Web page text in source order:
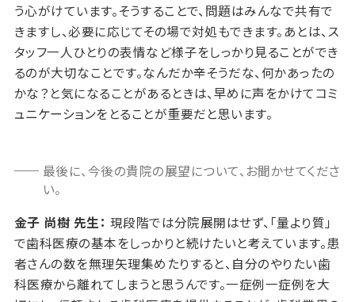
う心がけています。そうすることで、問題はみんなで共有で
きますし、必要に応じてその場で対処もできます。あとは、ス
タッフ一人ひとりの表情など様子をしっかり見ることができ
るのが大切なことです。なんだか辛そうだな、何かあったの
かな？と気になることがあるときは、早めに声をかけてコミ
ュニケーションをとることが重要だと思います。
最後に、今後の貴院の展望について、お聞かせてくださ
い。
金子 尚樹 先生： 現段階では分院展開はせず、「量より質」
で歯科医療の基本をしっかりと続けたいと考えています。患
者さんの数を無理矢理集めたりすると、自分のやりたい歯
科医療から離れてしまうと思うんです。一症例一症例を大